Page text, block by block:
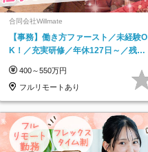
合同会社Willmate
【事務】働き方ファースト／未経験O
K！／充実研修／年休127日～／残業
400～550万円
フルリモートあり